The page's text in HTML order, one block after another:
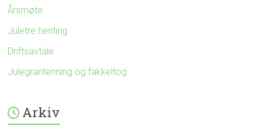
Årsmøte
Juletre henting
Driftsavtale
Julegrantenning og fakkeltog
Arkiv